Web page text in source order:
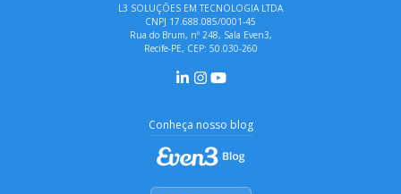
L3 SOLUÇÕES EM TECNOLOGIA LTDA
CNPJ 17.688.085/0001-45
Rua do Brum, nº 248, Sala Even3,
Recife-PE, CEP: 50.030-260
Conheça nosso blog